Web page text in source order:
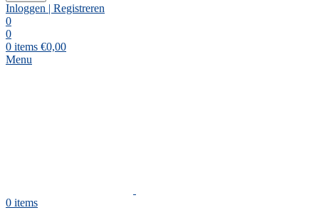
Inloggen | Registreren
0
0
0 items €0,00
Menu
0 items